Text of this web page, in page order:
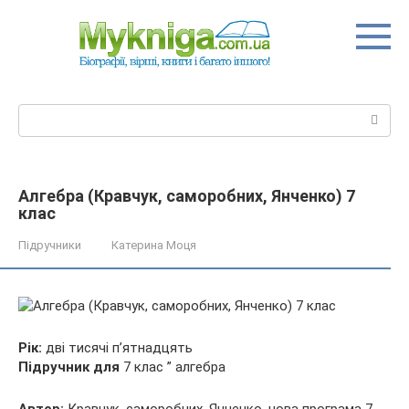
Алгебра (Кравчук, саморобних, Янченко) 7
клас
Підручники Катерина Моця
Рік: дві тисячі п’ятнадцять
Підручник для 7 клас ” алгебра